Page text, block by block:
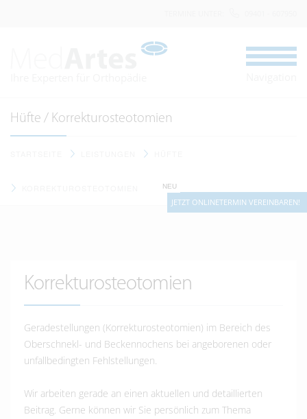
Hüfte / Korrekturosteotomien
Korrekturosteotomien
Geradestellungen (Korrekturosteotomien) im Bereich des
Oberschnekl- und Beckennochens bei angeborenen oder
unfallbedingten Fehlstellungen.
Wir arbeiten gerade an einen aktuellen und detaillierten
Beitrag. Gerne können wir Sie persönlich zum Thema
NEU
JETZT ONLINETERMIN VEREINBAREN!